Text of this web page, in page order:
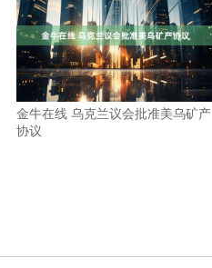
金牛在线 乌克兰议会批准美乌矿产
协议